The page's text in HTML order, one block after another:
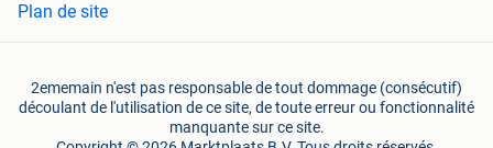
Plan de site
2ememain n'est pas responsable de tout dommage (consécutif)
découlant de l'utilisation de ce site, de toute erreur ou fonctionnalité
manquante sur ce site.